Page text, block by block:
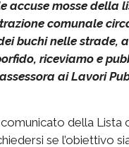
accuse mosse della
comunale
buchi nelle strade,
riceviamo e
ai Lavori
della Lista
se l’obiettivo